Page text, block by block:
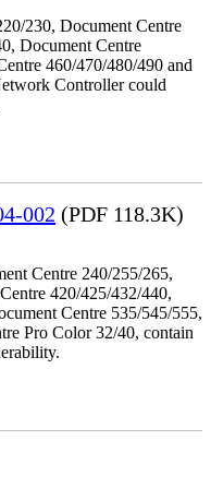
230, Document Centre
Document Centre
460/470/480/490 and
Controller could
002 (PDF 118.3K)
Centre 240/255/265,
420/425/432/440,
Centre 535/545/555,
Pro Color 32/40, contain